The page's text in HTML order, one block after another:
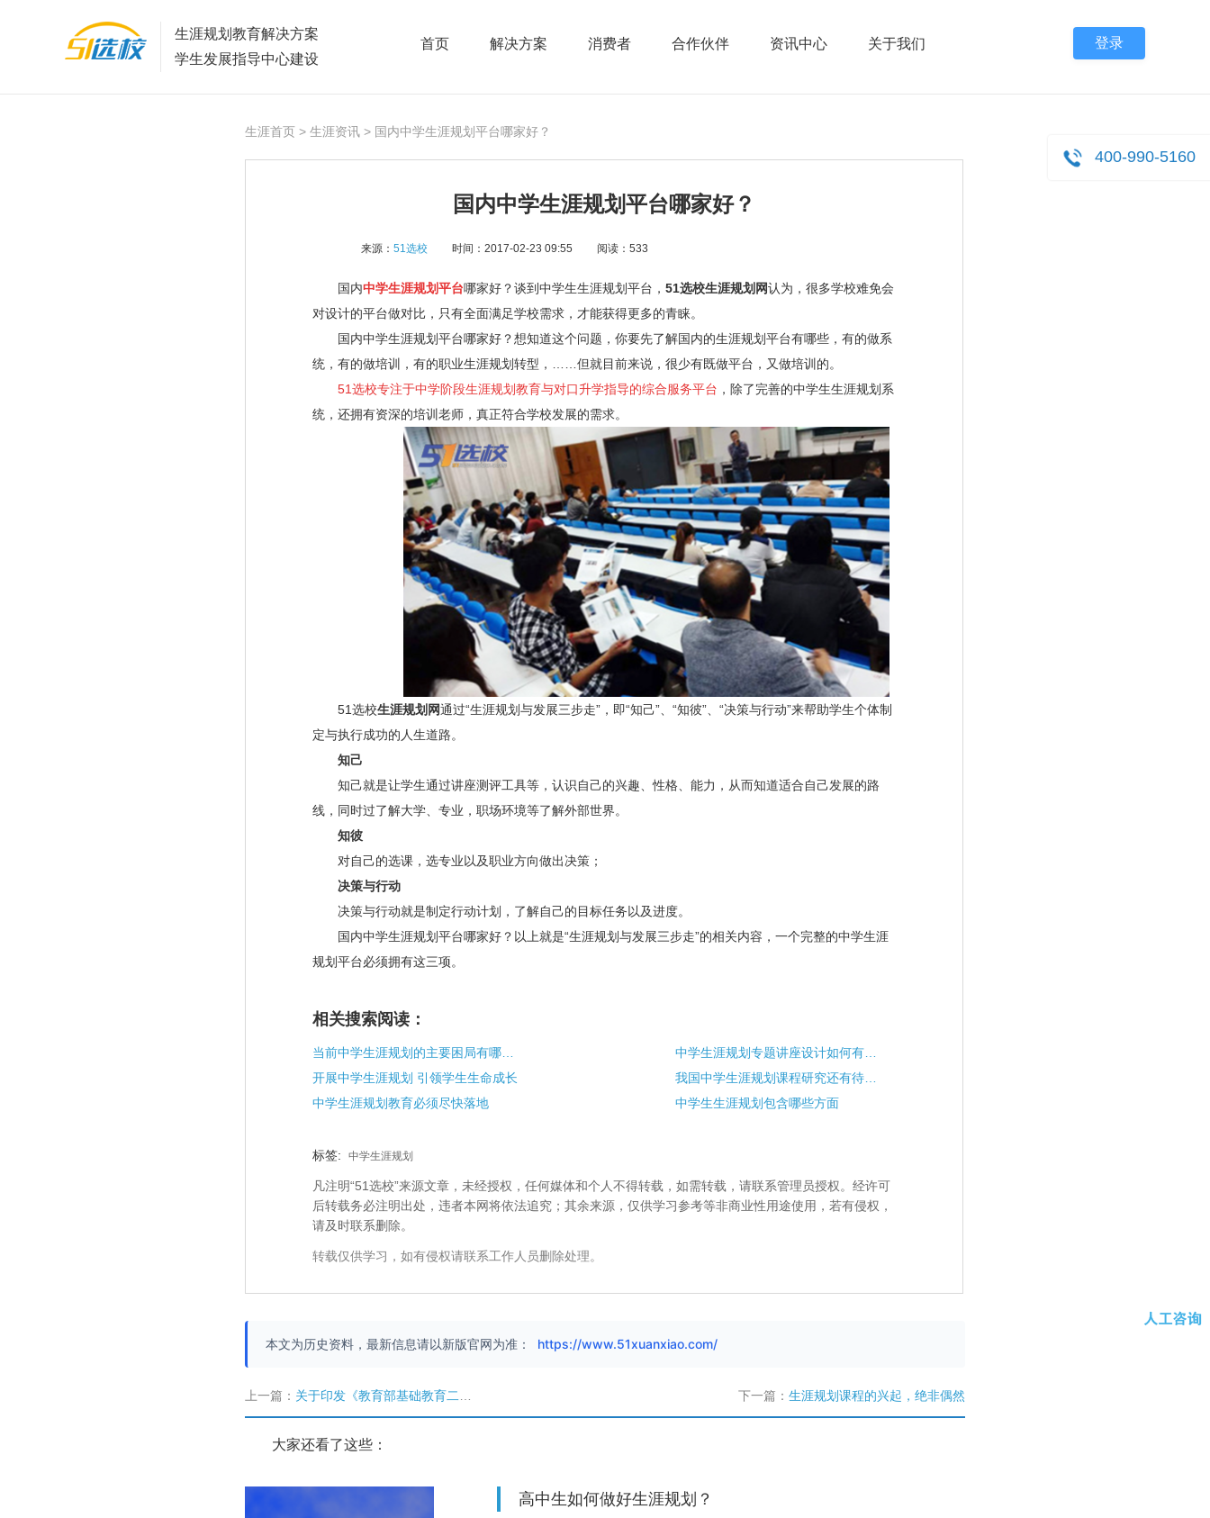
400-990-5160
生涯规划教育解决方案
学生发展指导中心建设
登录
首页 解决方案 消费者 合作伙伴 资讯中心 关于我们
生涯首页 > 生涯资讯 > 国内中学生涯规划平台哪家好？
国内中学生涯规划平台哪家好？
来源： 51选校 时间：2017-02-23 09:55 阅读：533
国内中学生涯规划平台哪家好？谈到中学生生涯规划平台， 51选校生涯规划网认为，很多学校难免会
对设计的平台做对比，只有全面满足学校需求，才能获得更多的青睐。
国内中学生涯规划平台哪家好？想知道这个问题，你要先了解国内的生涯规划平台有哪些，有的做系
统，有的做培训，有的职业生涯规划转型，……但就目前来说，很少有既做平台，又做培训的。
51选校专注于中学阶段生涯规划教育与对口升学指导的综合服务平台 ，除了完善的中学生生涯规划系
统，还拥有资深的培训老师，真正符合学校发展的需求。
51选校生涯规划网通过“生涯规划与发展三步走”，即“知己”、“知彼”、“决策与行动”来帮助学生个体制
定与执行成功的人生道路。
知己
知己就是让学生通过讲座测评工具等，认识自己的兴趣、性格、能力，从而知道适合自己发展的路
线 ，同时过了解大学、专业，职场环境等了解外部世界。
知彼
对自己的选课，选专业以及职业方向做出决策；
决策与行动
决策与行动就是制定行动计划，了解自己的目标任务以及进度。
国内中学生涯规划平台哪家好？ 以上就是“生涯规划与发展三步走”的相关内容，一个完整的中学生涯
规划平台必须拥有这三项。
相关搜索阅读：
开展中学生涯规划 引领学生生命成长
中学生涯规划教育必须尽快落地
中学生生涯规划包含哪些方面
标签: 中学生涯规划
凡注明“51选校”来源文章，未经授权，任何媒体和个人不得转载，如需转载，请联系管理员授权。经许可
后转载务必注明出处，违者本网将依法追究；其余来源，仅供学习参考等非商业性用途使用，若有侵权，
请及时联系删除。
转载仅供学习，如有侵权请联系工作人员删除处理。
本文为历史资料，最新信息请以新版官网为准： https://www.51xuanxiao.com/
上一篇： 关于印发《教育部基础教育二司2017年工作要点》的通知 下一篇： 生涯规划课程的兴起，绝非偶然
大家还看了这些：
高中生如何做好生涯规划？